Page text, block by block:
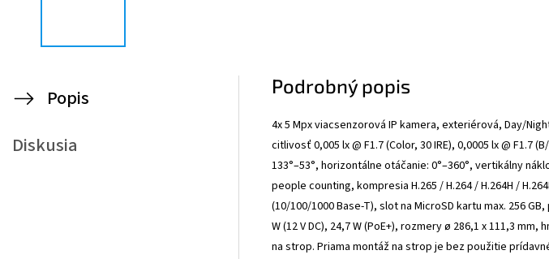
Popis
Diskusia
Podrobný popis
4x 5 Mpx viacsenzorová IP kamera, exteriérová, Day/
citlivosť 0,005 lx @ F1.7 (Color, 30 IRE), 0,0005 lx @ F1.7
133°–53°, horizontálne otáčanie: 0°–360°, vertikálny
people counting, kompresia H.265 / H.264 / H.264H /
(10/100/1000 Base-T), slot na MicroSD kartu max. 256
W (12 V DC), 24,7 W (PoE+), rozmery ø 286,1 x 111,3
na strop. Priama montáž na strop je bez použitie